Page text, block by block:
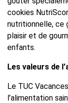
cookies
nutritionnelle, ce
plaisir et de
enfants.
Les valeurs de
Le TUC
l’alimentation